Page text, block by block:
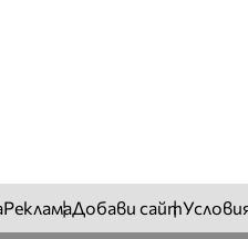
РекламаДобави сайт